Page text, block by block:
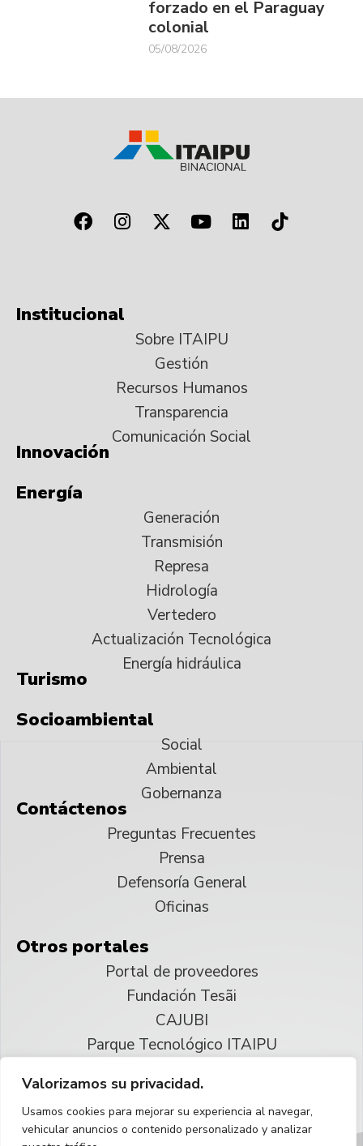
Valorizamos su privacidad.
Usamos cookies para mejorar su experiencia al navegar,
vehicular anuncios o contenido personalizado y analizar
forzado en el Paraguay
colonial
05/08/2026
Institucional
Sobre ITAIPU
Gestión
Recursos Humanos
Transparencia
Comunicación Social
Innovación
Energía
Generación
Transmisión
Represa
Hidrología
Vertedero
Actualización Tecnológica
Energía hidráulica
Turismo
Socioambiental
Social
Ambiental
Gobernanza
Contáctenos
Preguntas Frecuentes
Prensa
Defensoría General
Oficinas
Otros portales
Portal de proveedores
Fundación Tesãi
CAJUBI
Parque Tecnológico ITAIPU
Reservados todos los derechos